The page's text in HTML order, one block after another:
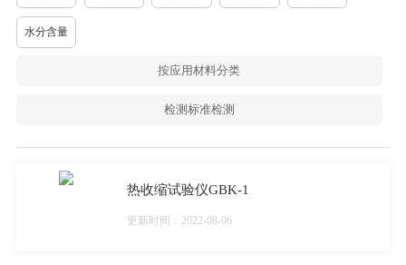
水分含量
按应用材料分类
检测标准检测
热收缩试验仪GBK-1
更新时间：2022-08-06